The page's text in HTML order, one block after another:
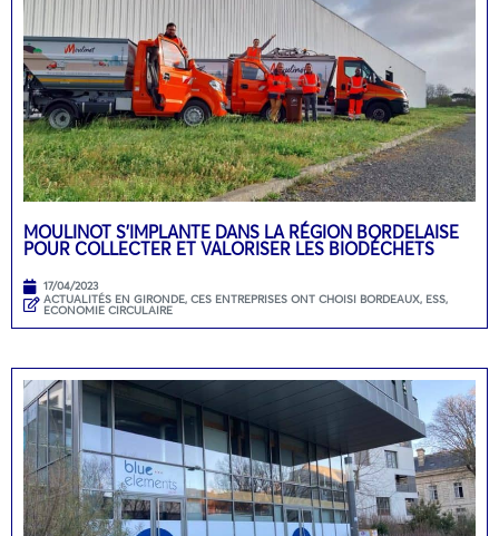
MOULINOT S’IMPLANTE DANS LA RÉGION BORDELAISE
POUR COLLECTER ET VALORISER LES BIODÉCHETS
17/04/2023
ACTUALITÉS EN GIRONDE, CES ENTREPRISES ONT CHOISI BORDEAUX, ESS,
ECONOMIE CIRCULAIRE